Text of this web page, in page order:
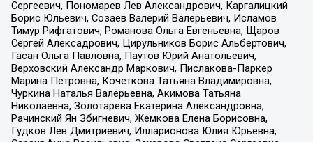
Сергеевич, Пономарев Лев Александрович, Каргалицкий
Борис Юльевич, Созаев Валерий Валерьевич, Исламов
Тимур Рифгатович, Романова Ольга Евгеньевна, Щаров
Сергей Алексадрович, Цирульников Борис Альбертович,
Гасан Ольга Павловна, Паутов Юрий Анатольевич,
Верховский Александр Маркович, Пислакова-Паркер
Марина Петровна, Кочеткова Татьяна Владимировна,
Чуркина Наталья Валерьевна, Акимова Татьяна
Николаевна, Золотарева Екатерина Александровна,
Рачинский Ян Збигневич, Жемкова Елена Борисовна,
Гудков Лев Дмитриевич, Илларионова Юлия Юрьевна,